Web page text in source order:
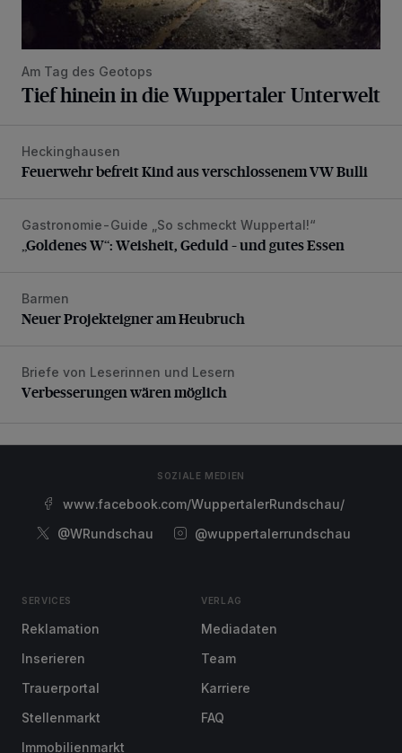
Am Tag des Geotops
Tief hinein in die Wuppertaler Unterwelt
Feuerwehr befreit Kind aus verschlossenem VW Bulli
Heckinghausen
Feuerwehr befreit Kind aus verschlossenem VW Bulli
„Goldenes W“: Weisheit, Geduld – und gutes Essen
Gastronomie-Guide „So schmeckt Wuppertal!“
„Goldenes W“: Weisheit, Geduld – und gutes Essen
Neuer Projekteigner am Heubruch
Barmen
Neuer Projekteigner am Heubruch
Verbesserungen wären möglich
Briefe von Leserinnen und Lesern
Verbesserungen wären möglich
SOZIALE MEDIEN
www.facebook.com/WuppertalerRundschau/
@WRundschau
@wuppertalerrundschau
SERVICES
Reklamation
Inserieren
Trauerportal
Stellenmarkt
Immobilienmarkt
VERLAG
Mediadaten
Team
Karriere
FAQ